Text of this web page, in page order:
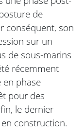
de
conséquent, son
sur un
de sous-marins
récemment
en phase
pour des
le dernier
construction.